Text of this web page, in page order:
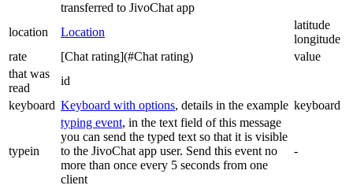
transferred to JivoChat app
location Location
latitude
longitude
rate
[Chat rating](#Chat rating)
value
that was
read
id
keyboard Keyboard with options, details in the example keyboard
typein
typing event, in the text field of this message
you can send the typed text so that it is visible
to the JivoChat app user. Send this event no
more than once every 5 seconds from one
client
-